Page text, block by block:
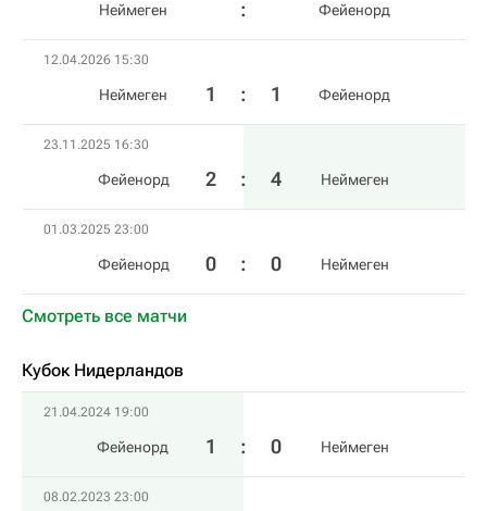
Неймеген Фейенорд
12.04.2026 15:30
Неймеген 1 : 1 Фейенорд
23.11.2025 16:30
Фейенорд 2 : 4 Неймеген
01.03.2025 23:00
Фейенорд 0 : 0 Неймеген
Смотреть все матчи
Кубок Нидерландов
21.04.2024 19:00
Фейенорд 1 : 0 Неймеген
08.02.2023 23:00